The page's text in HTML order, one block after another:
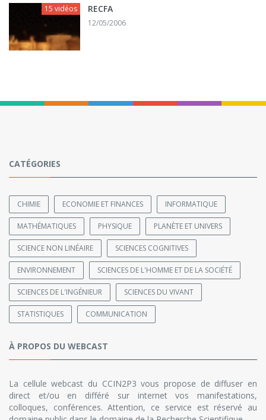
15 vidéos RECFA
12/05/2006
CATÉGORIES
CHIMIE ECONOMIE ET FINANCES INFORMATIQUE
MATHÉMATIQUES PHYSIQUE PLANÈTE ET UNIVERS
SCIENCE NON LINÉAIRE SCIENCES COGNITIVES
ENVIRONNEMENT SCIENCES DE L'HOMME ET DE LA SOCIÉTÉ
SCIENCES DE L'INGÉNIEUR SCIENCES DU VIVANT
STATISTIQUES COMMUNICATION
À PROPOS DU WEBCAST
La cellule webcast du CCIN2P3 vous propose de diffuser en
direct et/ou en différé sur internet vos manifestations,
colloques, conférences. Attention, ce service est réservé au